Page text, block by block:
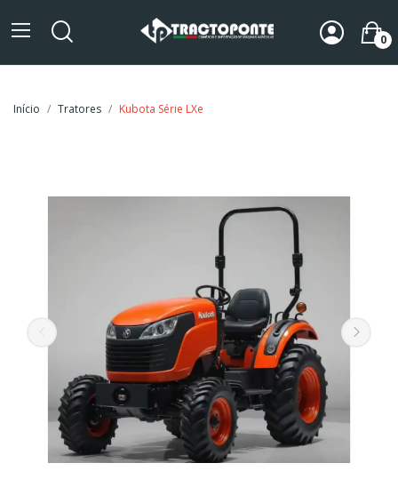
0
Início Tratores Kubota Série LXe